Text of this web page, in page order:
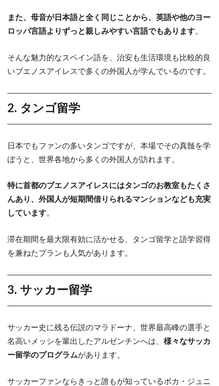
また、母音が日本語と全く同じことから、英語や他のヨー
ロッパ言語よりずっと親しみやすい言語でもあります。
そんな魅力的なスペイン語を、治安も生活環境も比較的良
いブエノスアイレスで多くの外国人が学んでいるのです。
2. タンゴ留学
日本でもファンの多いタンゴですが、本場でその真髄を学
ぼうと、世界各地から多くの外国人が訪れます。
特に首都のブエノスアイレスにはタンゴのお教室もたくさ
んあり、外国人が短期間借りられるマンションなども充実
しています。
滞在期間を最大限有効に活かせる、タンゴ留学と語学習得
を兼ねたプランも人気があります。
3. サッカー留学
サッカー史に残る伝説のマラドーナ、世界最高峰の選手と
名高いメッシを輩出したアルゼンチンへは、 様々なサッカ
ー留学のプログラムがあります。
サッカーファンならきっと誰もが知っているボカ・ジュニ